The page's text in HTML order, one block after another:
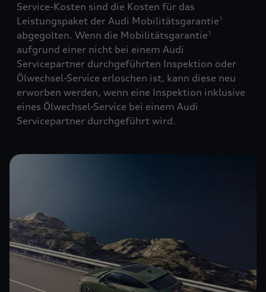
Service-Kosten sind die Kosten für das
Leistungspaket der Audi Mobilitätsgarantie1
abgegolten. Wenn die Mobilitätsgarantie1
aufgrund einer nicht bei einem Audi
Servicepartner durchgeführten Inspektion oder
Ölwechsel-Service erloschen ist, kann diese neu
erworben werden, wenn eine Inspektion inklusive
eines Ölwechsel-Service bei einem Audi
Servicepartner durchgeführt wird.